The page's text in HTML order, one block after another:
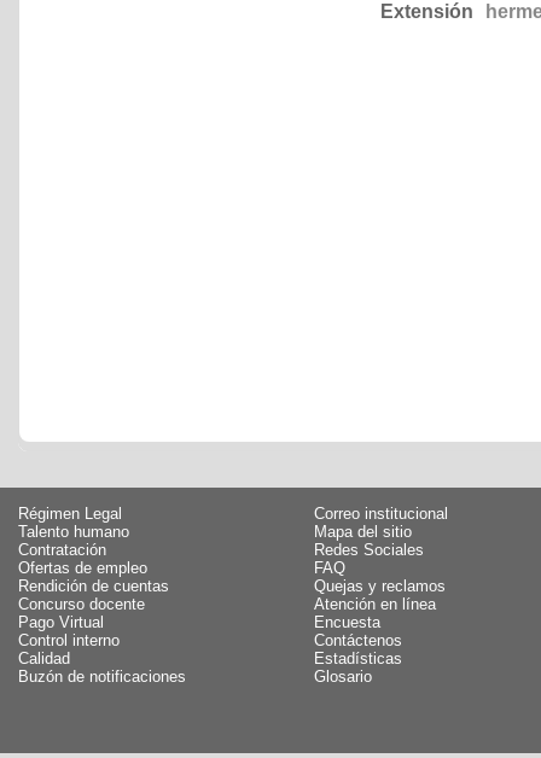
Extensión
Régimen Legal
Talento humano
Contratación
Ofertas de empleo
Rendición de cuentas
Concurso docente
Pago Virtual
Control interno
Calidad
Buzón de notificaciones
Correo institucional
Mapa del sitio
Redes Sociales
FAQ
Quejas y reclamos
Atención en línea
Encuesta
Contáctenos
Estadísticas
Glosario